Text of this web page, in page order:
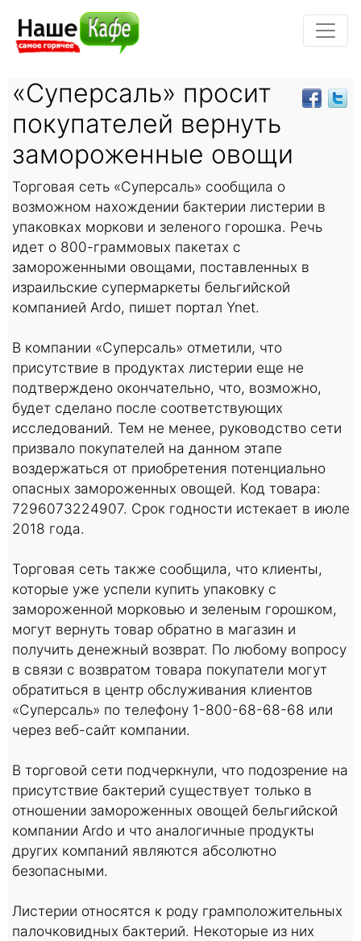
«Суперсаль» просит
покупателей вернуть
замороженные овощи
Торговая сеть «Суперсаль» сообщила о
возможном нахождении бактерии листерии в
упаковках моркови и зеленого горошка. Речь
идет о 800-граммовых пакетах с
замороженными овощами, поставленных в
израильские супермаркеты бельгийской
компанией Ardo, пишет портал Ynet.
В компании «Суперсаль» отметили, что
присутствие в продуктах листерии еще не
подтверждено окончательно, что, возможно,
будет сделано после соответствующих
исследований. Тем не менее, руководство сети
призвало покупателей на данном этапе
воздержаться от приобретения потенциально
опасных замороженных овощей. Код товара:
7296073224907. Срок годности истекает в июле
2018 года.
Торговая сеть также сообщила, что клиенты,
которые уже успели купить упаковку с
замороженной морковью и зеленым горошком,
могут вернуть товар обратно в магазин и
получить денежный возврат. По любому вопросу
в связи с возвратом товара покупатели могут
обратиться в центр обслуживания клиентов
«Суперсаль» по телефону 1-800-68-68-68 или
через веб-сайт компании.
В торговой сети подчеркнули, что подозрение на
присутствие бактерий существует только в
отношении замороженных овощей бельгийской
компании Ardo и что аналогичные продукты
других компаний являются абсолютно
безопасными.
Листерии относятся к роду грамположительных
палочковидных бактерий. Некоторые из них